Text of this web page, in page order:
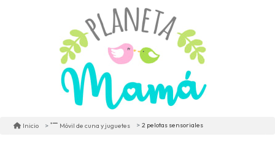
Inicio Móvil de cuna y juguetes 2 pelotas sensoriales